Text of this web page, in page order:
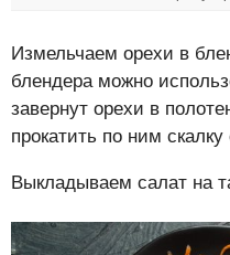
Измельчаем орехи в
блендера можно
завернут орехи в
прокатить по ним
Выкладываем салат на